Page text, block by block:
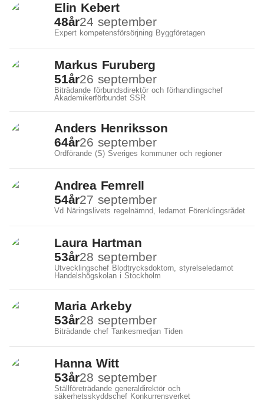
Elin Kebert
48år24 september
Expert kompetensförsörjning Byggföretagen
Markus Furuberg
51år26 september
Biträdande förbundsdirektör och förhandlingschef
Akademikerförbundet SSR
Anders Henriksson
64år26 september
Ordförande (S) Sveriges kommuner och regioner
Andrea Femrell
54år27 september
Vd Näringslivets regelnämnd, ledamot Förenklingsrådet
Laura Hartman
53år28 september
Utvecklingschef Blodtrycksdoktorn, styrelseledamot
Handelshögskolan i Stockholm
Maria Arkeby
53år28 september
Biträdande chef Tankesmedjan Tiden
Hanna Witt
53år28 september
Ställföreträdande generaldirektör och
säkerhetsskyddschef Konkurrensverket